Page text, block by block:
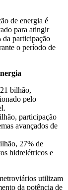
de energia é
para atingir
da participação
o período de
bilhão,
pelo
participação
avançados de
27% de
hidrelétricos e
utilizam
da potência de